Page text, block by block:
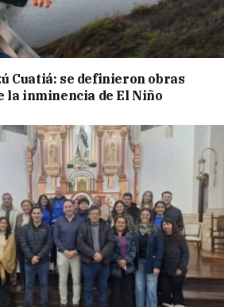
Cuatiá: se definieron obras
la inminencia de El Niño